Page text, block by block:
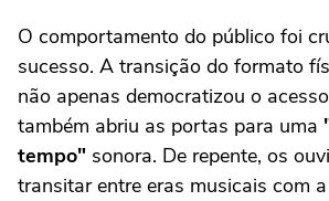
O comportamento do público foi
sucesso. A transição do formato
não apenas democratizou o
também abriu as portas para uma
tempo" sonora. De repente, os
transitar entre eras musicais com